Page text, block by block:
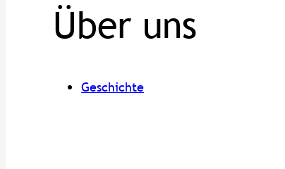
Über uns
Geschichte